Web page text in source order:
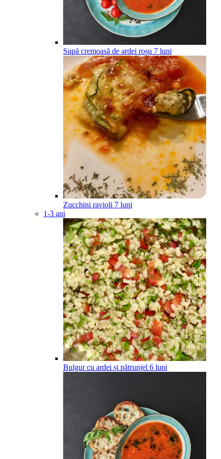
Supă cremoasă de ardei roșu 7 luni
Zucchini ravioli 7 luni
1-3 ani
Bulgur cu ardei și pătrunjel 6 luni